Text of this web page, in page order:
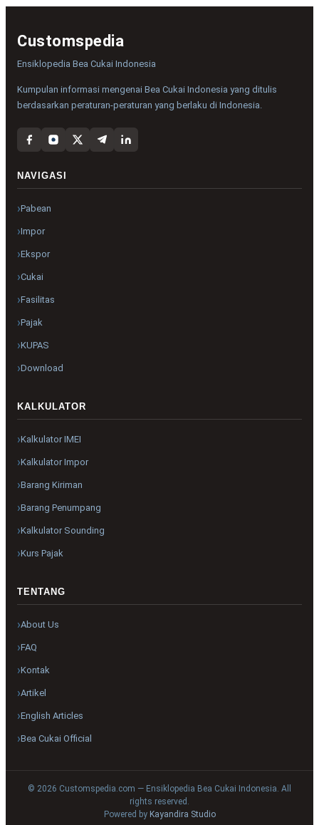
Customspedia
Ensiklopedia Bea Cukai Indonesia
Kumpulan informasi mengenai Bea Cukai Indonesia yang ditulis
berdasarkan peraturan-peraturan yang berlaku di Indonesia.
NAVIGASI
Pabean
Impor
Ekspor
Cukai
Fasilitas
Pajak
KUPAS
Download
KALKULATOR
Kalkulator IMEI
Kalkulator Impor
Barang Kiriman
Barang Penumpang
Kalkulator Sounding
Kurs Pajak
TENTANG
About Us
FAQ
Kontak
Artikel
English Articles
Bea Cukai Official
© 2026 Customspedia.com — Ensiklopedia Bea Cukai Indonesia. All
rights reserved.
Powered by Kayandira Studio